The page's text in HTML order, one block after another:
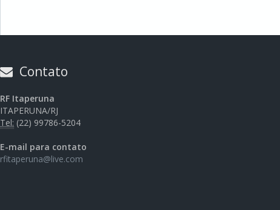
Contato
RF Itaperuna
ITAPERUNA/RJ
Tel: (22) 99786-5204
E-mail para contato
rfitaperuna@live.com